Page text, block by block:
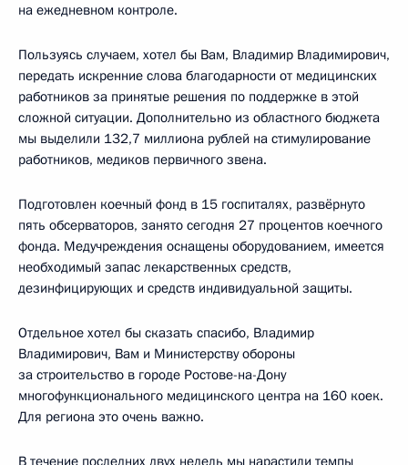
на ежедневном контроле.
Пользуясь случаем, хотел бы Вам, Владимир Владимирович,
передать искренние слова благодарности от медицинских
работников за принятые решения по поддержке в этой
сложной ситуации. Дополнительно из областного бюджета
мы выделили 132,7 миллиона рублей на стимулирование
работников, медиков первичного звена.
Подготовлен коечный фонд в 15 госпиталях, развёрнуто
пять обсерваторов, занято сегодня 27 процентов коечного
фонда. Медучреждения оснащены оборудованием, имеется
необходимый запас лекарственных средств,
дезинфицирующих и средств индивидуальной защиты.
Отдельное хотел бы сказать спасибо, Владимир
Владимирович, Вам и Министерству обороны
за строительство в городе Ростове-на-Дону
многофункционального медицинского центра на 160 коек.
Для региона это очень важно.